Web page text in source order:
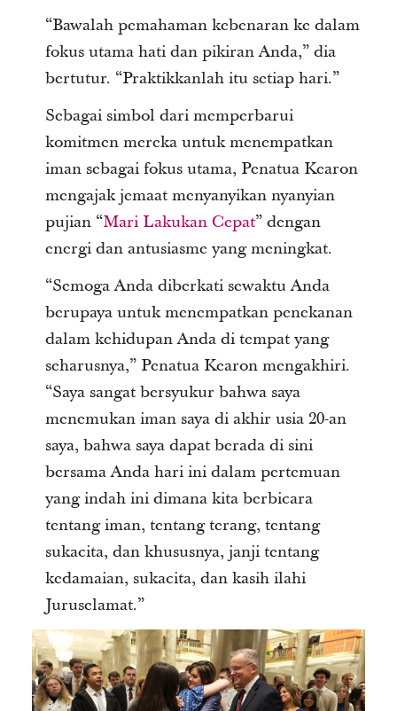
“Bawalah pemahaman kebenaran ke dalam
fokus utama hati dan pikiran Anda,” dia
bertutur. “Praktikkanlah itu setiap hari.”
Sebagai simbol dari memperbarui
komitmen mereka untuk menempatkan
iman sebagai fokus utama, Penatua Kearon
mengajak jemaat menyanyikan nyanyian
pujian “Mari Lakukan Cepat” dengan
energi dan antusiasme yang meningkat.
“Semoga Anda diberkati sewaktu Anda
berupaya untuk menempatkan penekanan
dalam kehidupan Anda di tempat yang
seharusnya,” Penatua Kearon mengakhiri.
“Saya sangat bersyukur bahwa saya
menemukan iman saya di akhir usia 20-an
saya, bahwa saya dapat berada di sini
bersama Anda hari ini dalam pertemuan
yang indah ini dimana kita berbicara
tentang iman, tentang terang, tentang
sukacita, dan khususnya, janji tentang
kedamaian, sukacita, dan kasih ilahi
Juruselamat.”